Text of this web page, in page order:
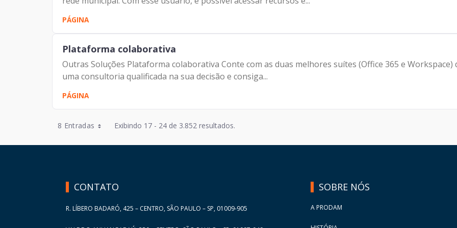
PÁGINA
Plataforma colaborativa
Outras Soluções Plataforma colaborativa Conte com as duas melhores suítes (Office 365 e Workspace)
uma consultoria qualificada na sua decisão e consiga...
PÁGINA
8 Entradas
Entradas por Página
Entradas por Página
Exibindo 17 - 24 de 3.852 resultados.
CONTATO
R. LÍBERO BADARÓ, 425 – CENTRO, SÃO PAULO – SP, 01009-905
SOBRE NÓS
A PRODAM